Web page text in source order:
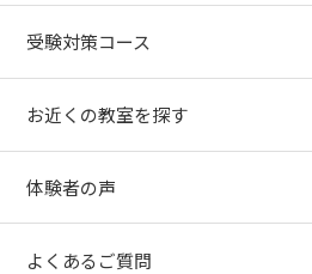
受験対策コース
（思考力アドバンスコースアストルム）
お近くの教室を探す
体験者の声
よくあるご質問